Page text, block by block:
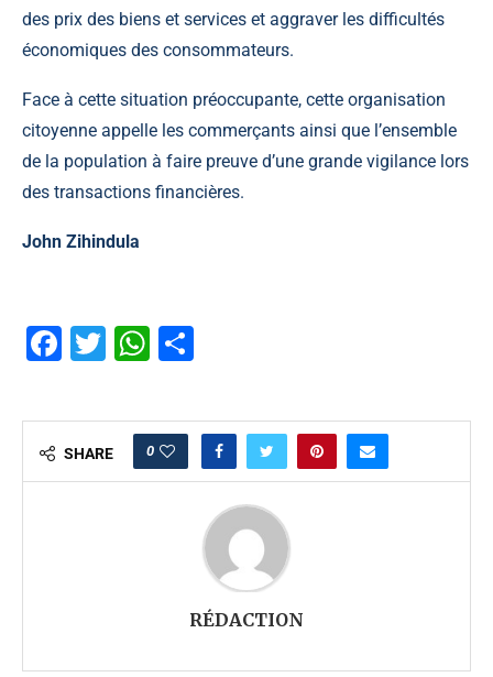
des prix des biens et services et aggraver les difficultés
économiques des consommateurs.
Face à cette situation préoccupante, cette organisation
citoyenne appelle les commerçants ainsi que l’ensemble
de la population à faire preuve d’une grande vigilance lors
des transactions financières.
John Zihindula
Facebook
TwitterWhatsApp
SHARE 0
RÉDACTION